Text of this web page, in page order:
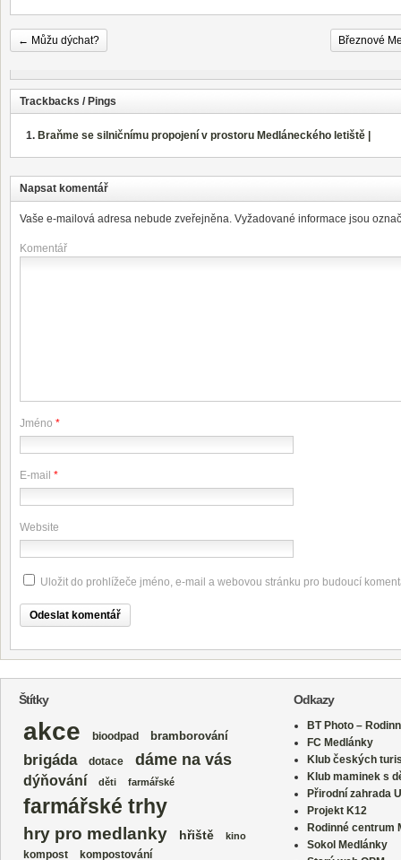
← Můžu dýchat? Březnové
Trackbacks / Pings
Braňme se silničnímu propojení v prostoru Medláneckého letiště |
Napsat komentář
Vaše e-mailová adresa nebude zveřejněna. Vyžadované informace jsou
Komentář
Jméno *
E-mail *
Website
Uložit do prohlížeče jméno, e-mail a webovou stránku pro budoucí
Štítky
akce bioodpad bramborování
brigáda dotace dáme na vás
dýňování děti farmářské
farmářské trhy
hry pro medlanky hřiště kino
kompost kompostování
Odkazy
BT Photo –
FC Medlánky
Klub českých
Klub maminek s
Přirodní zahrada
Projekt K12
Rodinné centrum
Sokol Medlánky